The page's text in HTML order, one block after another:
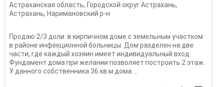
Астраханская область, Городской округ Астрахань,
Астрахань, Наримановский р-н
Продаю 2/3 доли в кирпичном доме с земельным участком
в районе инфекционной больницы. Дом разделен на две
части, где каждый хозяин имеет индивидуальный вход.
Фундамент дома при желании позволяет построить 2 этаж.
У данного собственника 36 кв.м.дома ...